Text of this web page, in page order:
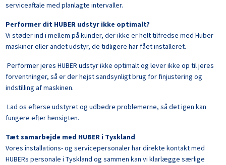
serviceaftale med planlagte intervaller.
Performer dit HUBER udstyr ikke optimalt?
Vi støder ind i mellem på kunder, der ikke er helt tilfredse med Huber
maskiner eller andet udstyr, de tidligere har fået installeret.
Performer jeres HUBER udstyr ikke optimalt og lever ikke op til jeres
forventninger, så er der højst sandsynligt brug for finjustering og
indstilling af maskinen.
Lad os efterse udstyret og udbedre problemerne, så det igen kan
fungere efter hensigten.
Tæt samarbejde med HUBER i Tyskland
Vores installations- og servicepersonaler har direkte kontakt med
HUBERs personale i Tyskland og sammen kan vi klarlægge særlige